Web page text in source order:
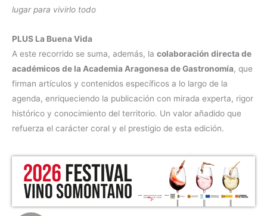
lugar para vivirlo todo
PLUS La Buena Vida
A este recorrido se suma, además, la colaboración directa de
académicos de la Academia Aragonesa de Gastronomía, que
firman artículos y contenidos específicos a lo largo de la
agenda, enriqueciendo la publicación con mirada experta, rigor
histórico y conocimiento del territorio. Un valor añadido que
refuerza el carácter coral y el prestigio de esta edición.